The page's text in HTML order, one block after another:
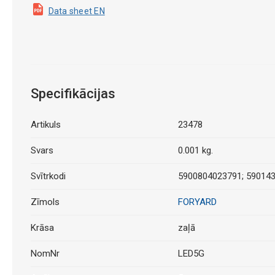
Data sheet EN
Specifikācijas
Artikuls 23478
Svars 0.001 kg.
Svītrkodi 5900804023791;
Zīmols FORYARD
Krāsa zaļā
NomNr LED5G